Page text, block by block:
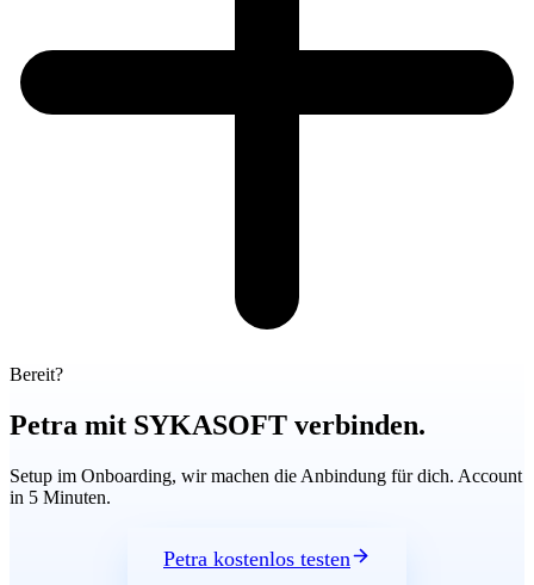
Bereit?
Petra mit SYKASOFT verbinden.
Setup im Onboarding, wir machen die Anbindung für dich. Account
in 5 Minuten.
Petra kostenlos testen